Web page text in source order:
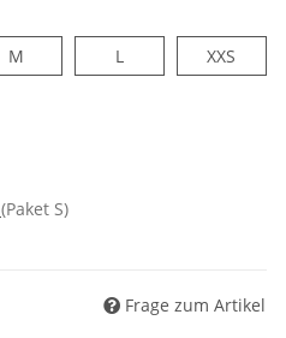
M L XXS
(Paket S)
Frage zum Artikel